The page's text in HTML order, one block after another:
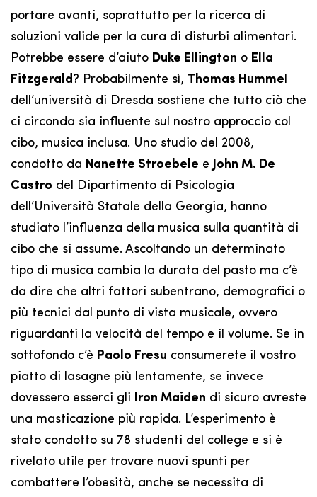
portare avanti, soprattutto per la ricerca di
soluzioni valide per la cura di disturbi alimentari.
Potrebbe essere d’aiuto Duke Ellington o Ella
Fitzgerald? Probabilmente sì, Thomas Hummel
dell’università di Dresda sostiene che tutto ciò che
ci circonda sia influente sul nostro approccio col
cibo, musica inclusa. Uno studio del 2008,
condotto da Nanette Stroebele e John M. De
Castro del Dipartimento di Psicologia
dell’Università Statale della Georgia, hanno
studiato l’influenza della musica sulla quantità di
cibo che si assume. Ascoltando un determinato
tipo di musica cambia la durata del pasto ma c’è
da dire che altri fattori subentrano, demografici o
più tecnici dal punto di vista musicale, ovvero
riguardanti la velocità del tempo e il volume. Se in
sottofondo c’è Paolo Fresu consumerete il vostro
piatto di lasagne più lentamente, se invece
dovessero esserci gli Iron Maiden di sicuro avreste
una masticazione più rapida. L’esperimento è
stato condotto su 78 studenti del college e si è
rivelato utile per trovare nuovi spunti per
combattere l’obesità, anche se necessita di